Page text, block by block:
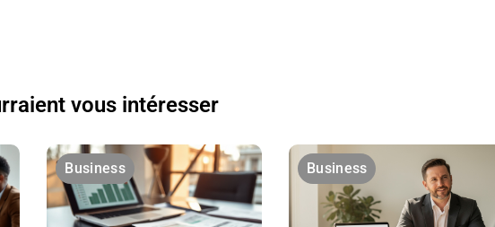
vous intéresser
Business Business